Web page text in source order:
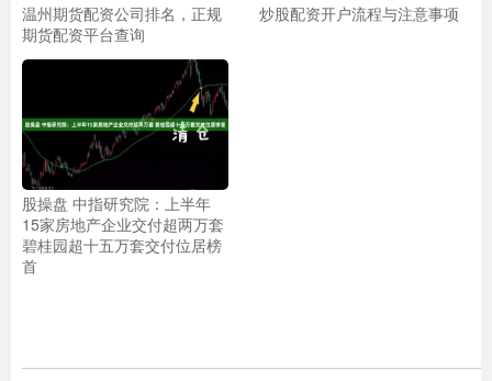
温州期货配资公司排名，正规
期货配资平台查询
炒股配资开户流程与注意事项
股操盘 中指研究院：上半年
15家房地产企业交付超两万套
碧桂园超十五万套交付位居榜
首